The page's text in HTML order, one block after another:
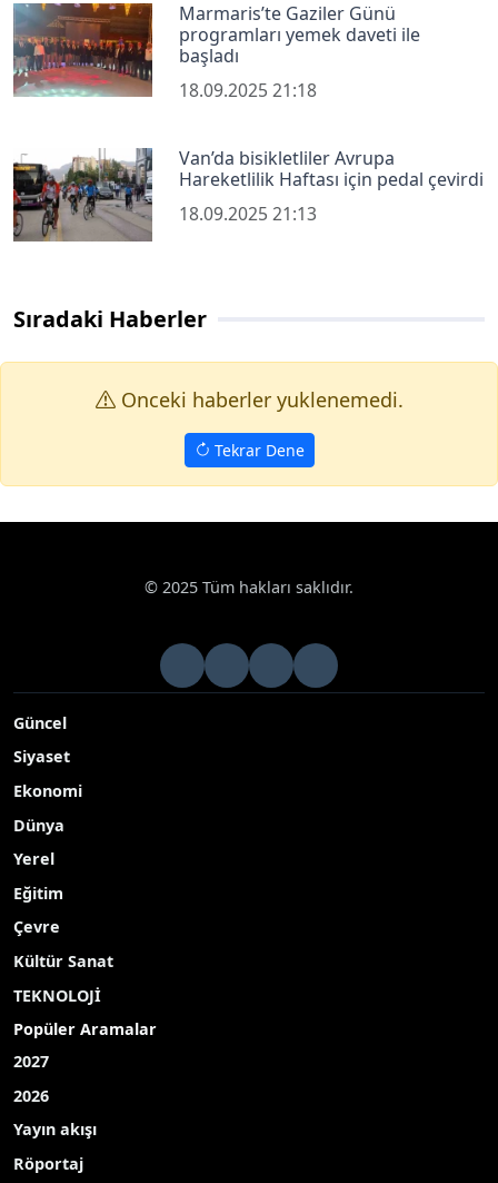
Marmaris’te Gaziler Günü
programları yemek daveti ile
başladı
18.09.2025 21:18
Van’da bisikletliler Avrupa
Hareketlilik Haftası için pedal çevirdi
18.09.2025 21:13
Sıradaki Haberler
Onceki haberler yuklenemedi.
Tekrar Dene
© 2025 Tüm hakları saklıdır.
Güncel
Siyaset
Ekonomi
Dünya
Yerel
Eğitim
Çevre
Kültür Sanat
TEKNOLOJİ
Popüler Aramalar
2027
2026
Yayın akışı
Röportaj